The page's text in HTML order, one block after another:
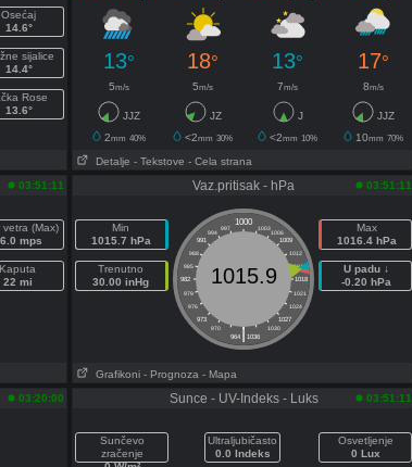
Osećaj
14.6°
sijalice
14.4°
Rose
13.6°
13° 18° 13° 17°
5m/s 5m/s 7m/s 8m/s
JJZ JZ J
JJZ
2mm 40% <2mm 30% <2mm 10% 10mm 70%
Detalje - Tekstove - Cela strana
03:51:11
vetra (Max)
mps
Kaputa
22 mi
Vaz.pritisak - hPa 03:51:11
Min
1015.7 hPa
Trenutno
30.00 inHg
1000
997 1003
994
1006
991
1009
988
1012
985
1015
982
1018
979
1021
976
1024
973
1027
970
1030
|
964 1036
1015.9
Max
1016.4 hPa
U padu ↓
-0.20 hPa
Grafikoni - Prognoza - Mapa
03:20:00 Sunce - UV-Indeks - Luks 03:51:11
Sunčevo
zračenje
Ultraljubičasto
0.0 Indeks
Osvetljenje
0 Lux